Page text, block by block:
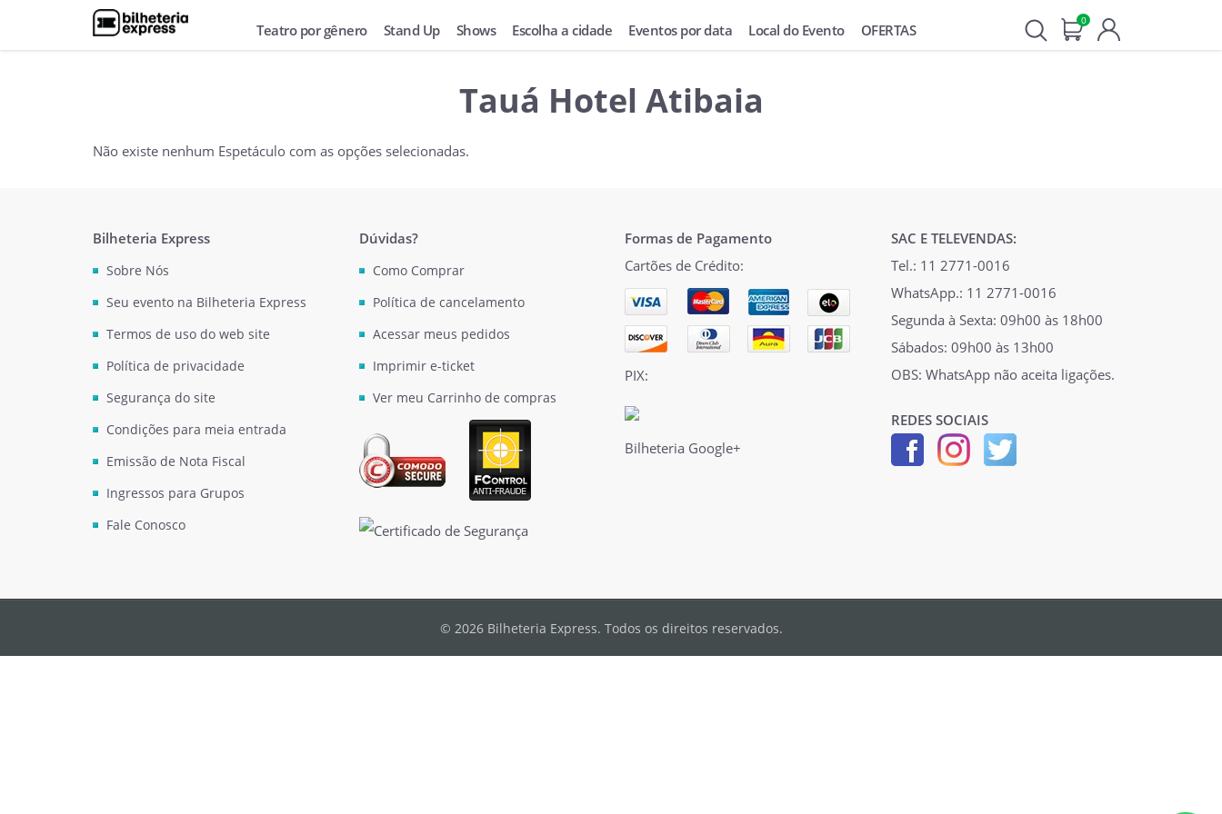
Teatro por gênero Stand Up Shows Escolha a cidade Eventos por data Local do Evento OFERTAS
0
Tauá Hotel Atibaia
Não existe nenhum Espetáculo com as opções selecionadas.
Bilheteria Express
Sobre Nós
Seu evento na Bilheteria Express
Termos de uso do web site
Política de privacidade
Segurança do site
Condições para meia entrada
Emissão de Nota Fiscal
Ingressos para Grupos
Fale Conosco
Dúvidas?
Como Comprar
Política de cancelamento
Acessar meus pedidos
Imprimir e-ticket
Ver meu Carrinho de compras
Formas de Pagamento
Cartões de Crédito:
PIX:
Bilheteria Google+
SAC E TELEVENDAS:
Tel.: 11 2771-0016
WhatsApp.: 11 2771-0016
Segunda à Sexta: 09h00 às 18h00
Sábados: 09h00 às 13h00
OBS: WhatsApp não aceita ligações.
REDES SOCIAIS
© 2026 Bilheteria Express. Todos os direitos reservados.